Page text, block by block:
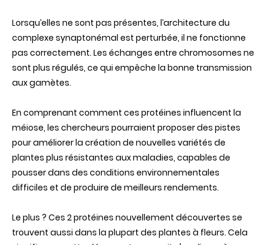
Lorsqu’elles ne sont pas présentes, l’architecture du
complexe synaptonémal est perturbée, il ne fonctionne
pas correctement. Les échanges entre chromosomes ne
sont plus régulés, ce qui empêche la bonne transmission
aux gamètes.
En comprenant comment ces protéines influencent la
méiose, les chercheurs pourraient proposer des pistes
pour améliorer la création de nouvelles variétés de
plantes plus résistantes aux maladies, capables de
pousser dans des conditions environnementales
difficiles et de produire de meilleurs rendements.
Le plus ? Ces 2 protéines nouvellement découvertes se
trouvent aussi dans la plupart des plantes à fleurs. Cela